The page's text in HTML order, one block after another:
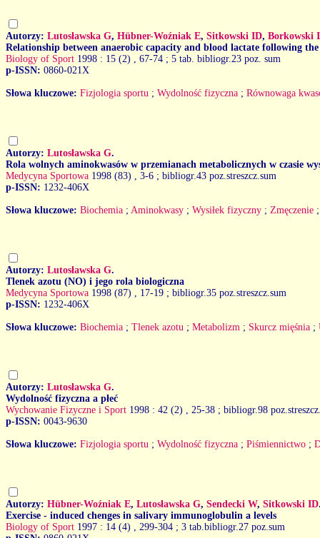
Autorzy: Lutosławska G, Hübner-Woźniak E, Sitkowski ID, Borkowski
Relationship between anaerobic capacity and blood lactate following
Biology of Sport 1998 : 15 (2)
, 67-74 ; 5 tab. bibliogr.23 poz. sum
p-ISSN: 0860-021X
Słowa kluczowe: Fizjologia sportu ; Wydolność fizyczna ; Równowaga
Autorzy: Lutosławska G.
Rola wolnych aminokwasów w przemianach metabolicznych w czasie
Medycyna Sportowa 1998 (83)
, 3-6 ; bibliogr.43 poz.streszcz.sum
p-ISSN: 1232-406X
Słowa kluczowe: Biochemia ; Aminokwasy ; Wysiłek fizyczny ; Zmęczenie
Autorzy: Lutosławska G.
Tlenek azotu (NO) i jego rola biologiczna
Medycyna Sportowa 1998 (87)
, 17-19 ; bibliogr.35 poz.streszcz.sum
p-ISSN: 1232-406X
Słowa kluczowe: Biochemia ; Tlenek azotu ; Metabolizm ; Skurcz mięśnia ;
Autorzy: Lutosławska G.
Wydolność fizyczna a płeć
Wychowanie Fizyczne i Sport 1998 : 42 (2)
, 25-38 ; bibliogr.98
p-ISSN: 0043-9630
Słowa kluczowe: Fizjologia sportu ; Wydolność fizyczna ; Piśmiennictwo ;
Autorzy: Hübner-Woźniak E, Lutosławska G, Sendecki W, Sitkowski ID
Exercise - induced chenges in salivary immunoglobulin a levels
Biology of Sport 1997 : 14 (4)
, 299-304 ; 3 tab.bibliogr.27 poz.sum